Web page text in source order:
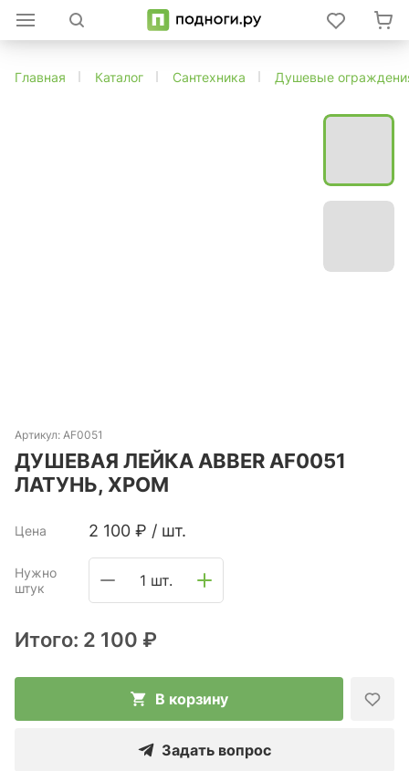
Главная Каталог Сантехника Душевые
Артикул: AF0051
ДУШЕВАЯ ЛЕЙКА ABBER AF0051
ЛАТУНЬ, ХРОМ
Цена 2 100 ₽ / шт.
Нужно
штук
1 шт.
Итого: 2 100 ₽
В корзину
Задать вопрос